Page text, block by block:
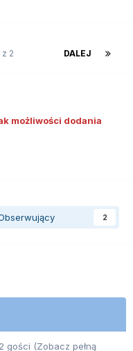
DALEJ
z 2
możliwości dodania
2
gości (Zobacz pełną